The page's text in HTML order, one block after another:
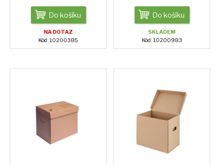
Do košíku
NA DOTAZ
Kód: 10200385
Do košíku
SKLADEM
Kód: 10200983